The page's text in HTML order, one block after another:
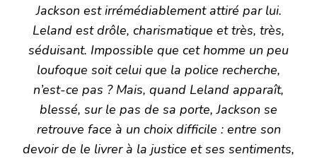
Jackson est irrémédiablement attiré par lui.
Leland est drôle, charismatique et très, très,
séduisant. Impossible que cet homme un peu
loufoque soit celui que la police recherche,
n’est-ce pas ? Mais, quand Leland apparaît,
blessé, sur le pas de sa porte, Jackson se
retrouve face à un choix difficile : entre son
devoir de le livrer à la justice et ses sentiments,